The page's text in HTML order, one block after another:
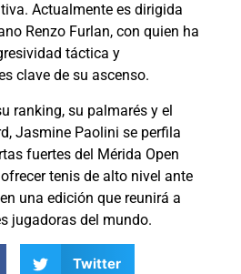
Actualmente es dirigida
Renzo Furlan, con quien ha
táctica y
clave de su ascenso.
ranking, su palmarés y el
Jasmine Paolini se perfila
fuertes del Mérida Open
tenis de alto nivel ante
una edición que reunirá a
jugadoras del mundo.
Twitter